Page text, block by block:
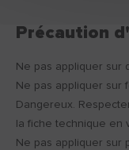
Précaution
Ne pas appliquer sur
Ne pas appliquer sur
Dangereux.
la fiche technique en
Ne pas appliquer sur